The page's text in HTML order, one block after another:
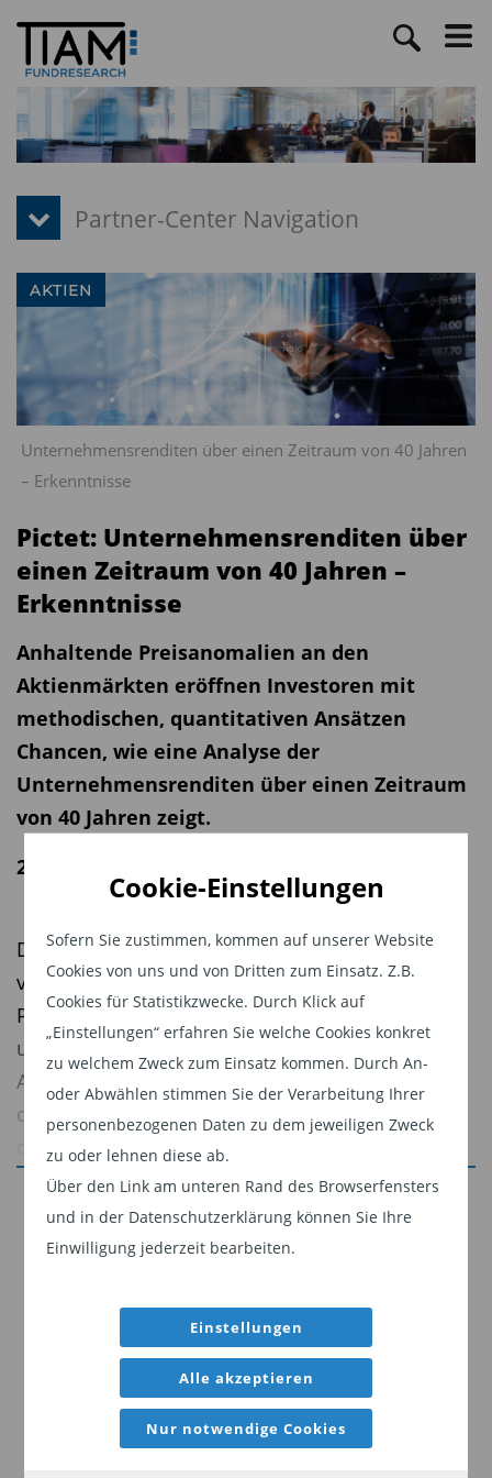
Cookie-Einstellungen
Sofern Sie zustimmen, kommen auf unserer Website
Cookies von uns und von Dritten zum Einsatz. Z.B.
Cookies für Statistikzwecke. Durch Klick auf
„Einstellungen“ erfahren Sie welche Cookies konkret
zu welchem Zweck zum Einsatz kommen. Durch An-
oder Abwählen stimmen Sie der Verarbeitung Ihrer
personenbezogenen Daten zu dem jeweiligen Zweck
zu oder lehnen diese ab.
Über den Link am unteren Rand des Browserfensters
und in der Datenschutzerklärung können Sie Ihre
Einwilligung jederzeit bearbeiten.
Einstellungen
Alle akzeptieren
Nur notwendige Cookies
Unternehmensrenditen über einen Zeitraum von 40 Jahren
– Erkenntnisse
AKTIEN
Pictet: Unternehmensrenditen über
einen Zeitraum von 40 Jahren –
Erkenntnisse
Anhaltende Preisanomalien an den
Aktienmärkten eröffnen Investoren mit
methodischen, quantitativen Ansätzen
Chancen, wie eine Analyse der
Unternehmensrenditen über einen Zeitraum
von 40 Jahren zeigt.
28.05.2025 | 10:46 Uhr
Die globalen Aktienmärkte sind nicht
vollkommen effizient. Es gibt anhaltende
Preisanomalien, die geduldigen, konsequenten
und informierten Investoren lohnende
Anlagechancen eröffnen – insbesondere
denjenigen, die einen methodischen,
quantitativen Ansatz verfolgen, wie unsere Quest
Aktienstrategien. Eine dieser Anomalien ist die
wiederholte Fehleinschätzung der Fähigkeit eines
Unternehmens, langfristig Gewinne zu erzielen,
Aktienanlagen.
Wir haben die Unternehmensrentabilität bei
globalen Aktien analysiert und festgestellt, dass
Unternehmen mit einer soliden
Jetzt weiterlesen
Dieser Inhalt ist für professionelle Anleger
Sie, dass Sie ein professioneller Anleger sind
und stimmen unsererDatenschutzerklärung
zu.
Weiter